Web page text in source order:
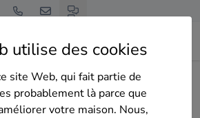
utilise des cookies
site Web, qui fait partie de
probablement là parce que
votre maison. Nous,
Bruxelles
Evere